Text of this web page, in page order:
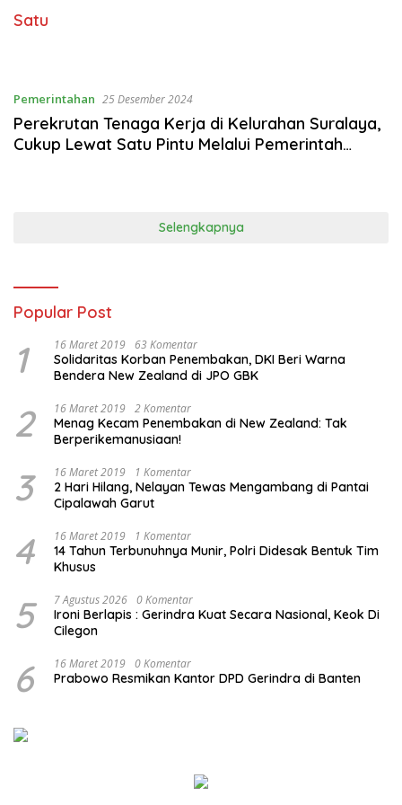
Satu
Pemerintahan 25 Desember 2024
Perekrutan Tenaga Kerja di Kelurahan Suralaya,
Cukup Lewat Satu Pintu Melalui Pemerintah
Selengkapnya
Popular Post
1 16 Maret 2019 63 Komentar
Solidaritas Korban Penembakan, DKI Beri Warna
Bendera New Zealand di JPO GBK
2 16 Maret 2019 2 Komentar
Menag Kecam Penembakan di New Zealand: Tak
Berperikemanusiaan!
3 16 Maret 2019 1 Komentar
2 Hari Hilang, Nelayan Tewas Mengambang di Pantai
Cipalawah Garut
4 16 Maret 2019 1 Komentar
14 Tahun Terbunuhnya Munir, Polri Didesak Bentuk Tim
Khusus
5 7 Agustus 2026 0 Komentar
Ironi Berlapis : Gerindra Kuat Secara Nasional, Keok Di
Cilegon
6 16 Maret 2019 0 Komentar
Prabowo Resmikan Kantor DPD Gerindra di Banten